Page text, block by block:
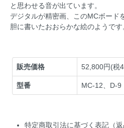
と思わせる音が出ています。
デジタルが精密画、このMCボード
胆に書いたおおらかな絵のようです
販売価格 52,800円(税
型番 MC-12、D-9
特定商取引法に基づく表記（返